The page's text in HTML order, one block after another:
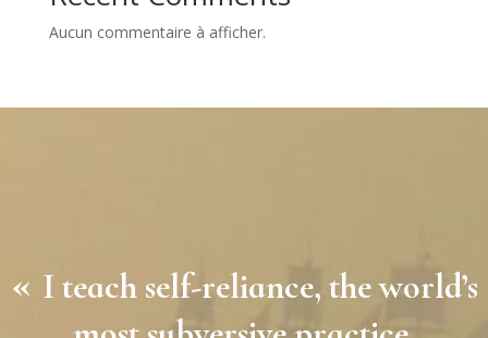
Aucun commentaire à afficher.
« I teach self-reliance, the world’s